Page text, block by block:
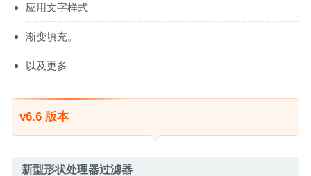
应用文字样式
渐变填充。
以及更多
v6.6 版本
新型形状处理器过滤器